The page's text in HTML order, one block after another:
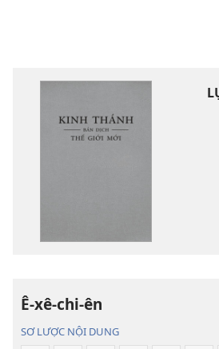
Ê-xê-chi-ên
SƠ LƯỢC NỘI DUNG